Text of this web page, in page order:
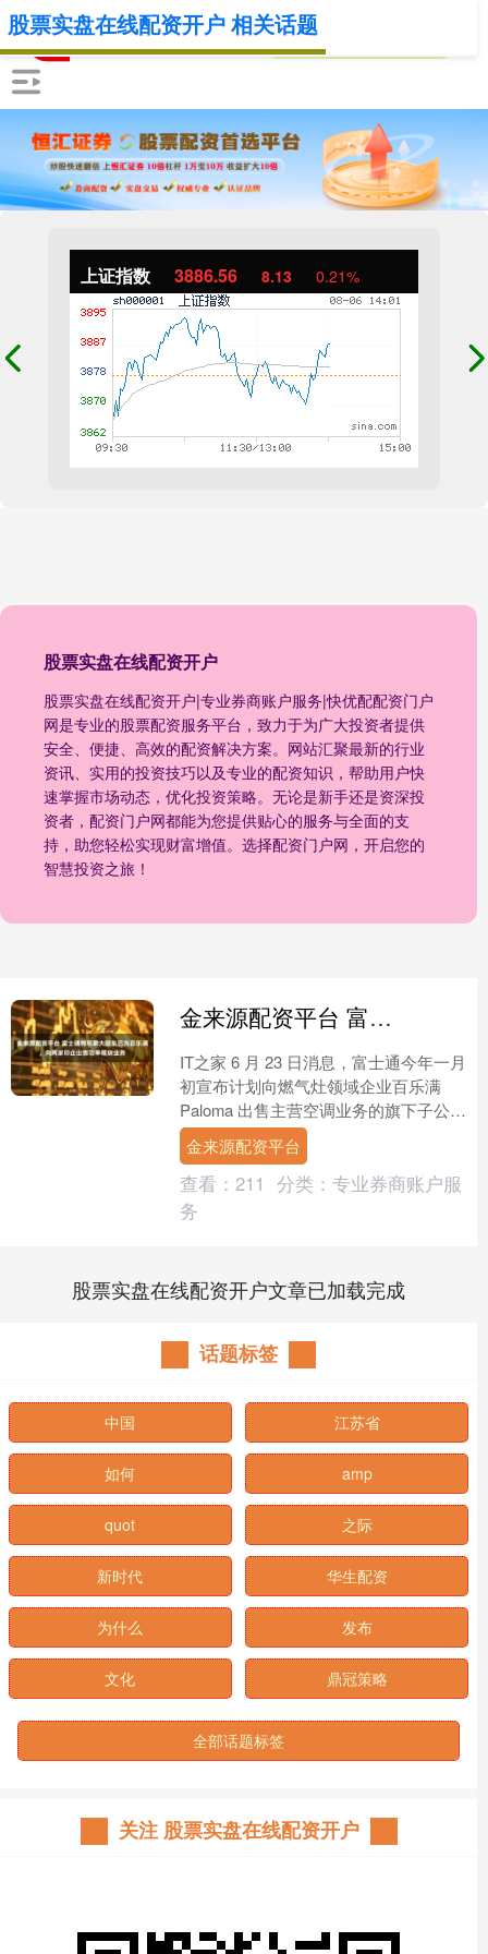
上证指数 3886.49 8.06 0.21%
股票实盘在线配资开户
股票实盘在线配资开户|专业券商账户服务|快优配配资门户
网是专业的股票配资服务平台，致力于为广大投资者提供
安全、便捷、高效的配资解决方案。网站汇聚最新的行业
资讯、实用的投资技巧以及专业的配资知识，帮助用户快
速掌握市场动态，优化投资策略。无论是新手还是资深投
资者，配资门户网都能为您提供贴心的服务与全面的支
持，助您轻松实现财富增值。选择配资门户网，开启您的
智慧投资之旅！
股票实盘在线配资开户 相关话题
金来源配资平台 富士通将军最大股东已为百乐满，向两家印企出售功率模块业务
IT之家 6 月 23 日消息，富士通今年一月
初宣布计划向燃气灶领域企业百乐满
Paloma 出售主营空调业务的旗下子公司
富士通将军 (Fujitsu Gene....
金来源配资平台
查看： 211 分类： 专业券商账户服
务
股票实盘在线配资开户文章已加载完成
话题标签
中国 江苏省
如何 amp
quot 之际
新时代 华生配资
为什么 发布
文化 鼎冠策略
全部话题标签
关注 股票实盘在线配资开户